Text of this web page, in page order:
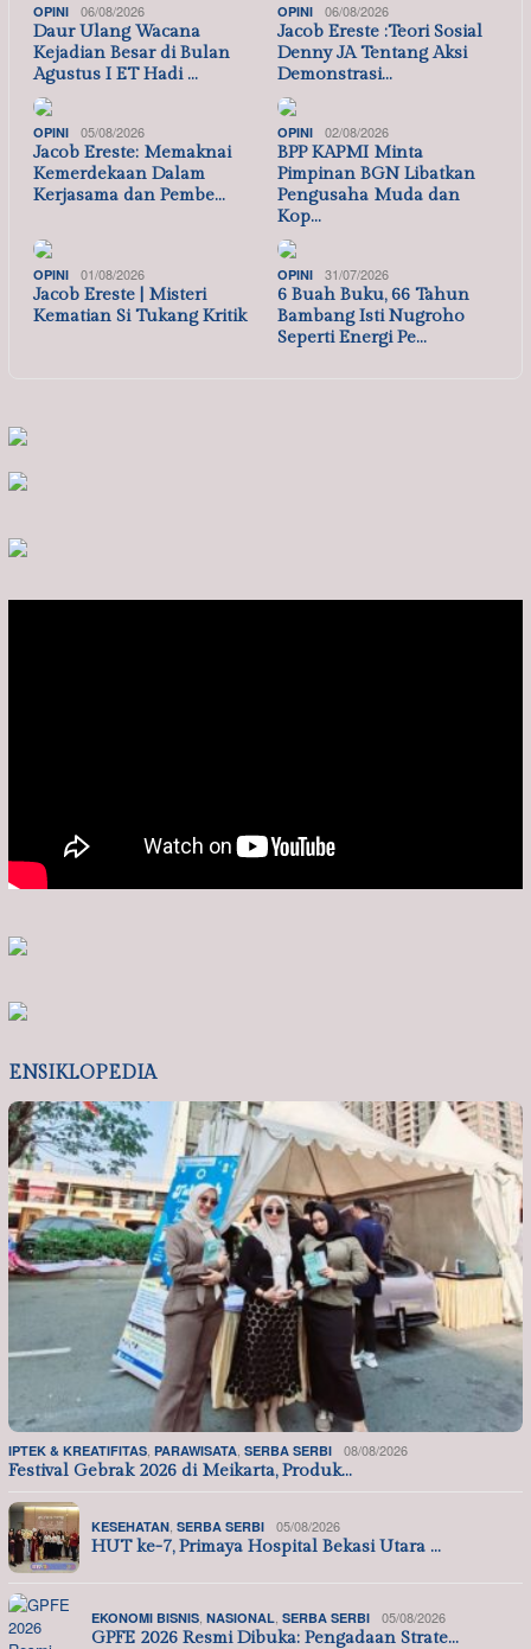
OPINI 06/08/2026
Daur Ulang Wacana
Kejadian Besar di Bulan
Agustus I ET Hadi …
OPINI 06/08/2026
Jacob Ereste :Teori Sosial
Denny JA Tentang Aksi
Demonstrasi…
OPINI 05/08/2026
Jacob Ereste: Memaknai
Kemerdekaan Dalam
Kerjasama dan Pembe…
OPINI 02/08/2026
BPP KAPMI Minta
Pimpinan BGN Libatkan
Pengusaha Muda dan
Kop…
OPINI 01/08/2026
Jacob Ereste | Misteri
Kematian Si Tukang Kritik
OPINI 31/07/2026
6 Buah Buku, 66 Tahun
Bambang Isti Nugroho
Seperti Energi Pe…
ENSIKLOPEDIA
IPTEK & KREATIFITAS, PARAWISATA, SERBA SERBI 08/08/2026
Festival Gebrak 2026 di Meikarta, Produk…
KESEHATAN, SERBA SERBI 05/08/2026
HUT ke-7, Primaya Hospital Bekasi Utara …
EKONOMI BISNIS, NASIONAL, SERBA SERBI 05/08/2026
GPFE 2026 Resmi Dibuka: Pengadaan Strate…